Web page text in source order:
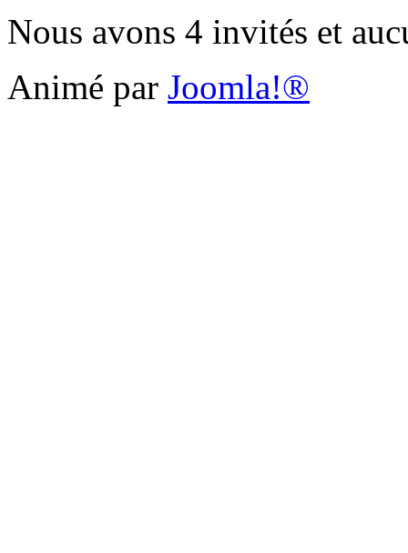
Nous avons 4 invités et
Animé par Joomla!®